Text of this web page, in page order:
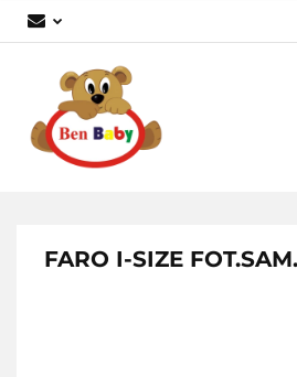
FARO I-SIZE